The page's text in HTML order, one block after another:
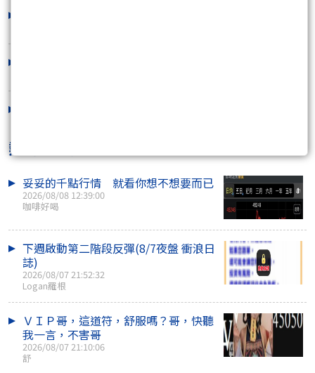
熱門焦點文章
妥妥的千點行情 就看你想不想要而已
2026/08/08 12:39:00
咖啡好喝
下週啟動第二階段反彈(8/7夜盤 衝浪日
誌)
2026/08/07 21:52:32
Logan羅根
ＶＩＰ哥，這道符，舒服嗎？哥，快聽
我一言，不害哥
2026/08/07 21:10:06
舒